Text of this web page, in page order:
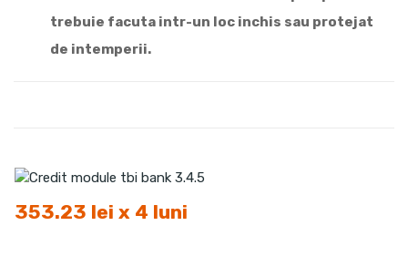
trebuie facuta intr-un loc inchis sau protejat
de intemperii.
353.23 lei x 4 luni